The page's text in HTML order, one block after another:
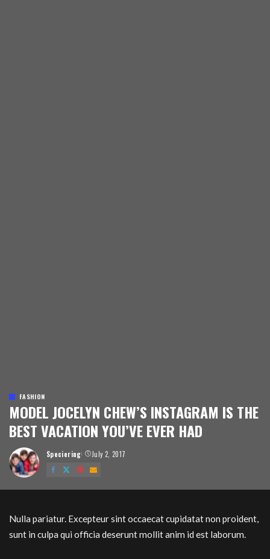
FASHION
MODEL JOCELYN CHEW’S INSTAGRAM IS THE
BEST VACATION YOU’VE EVER HAD
Posted
by
Speciering July 2, 2017
Nulla pariatur. Excepteur sint occaecat cupidatat non proident,
sunt in culpa qui officia deserunt mollit anim id est laborum.